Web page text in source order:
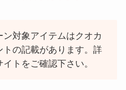
対象アイテムはクオカ
トの記載があります。詳
イトをご確認下さい。